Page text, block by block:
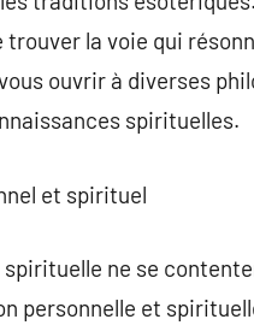
la voie qui
ouvrir à diverses
spirituelles.
et spirituel
ne se
personnelle et